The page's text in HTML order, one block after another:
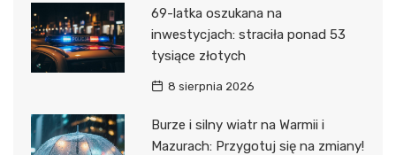
69-latka oszukana na
inwestycjach: straciła ponad 53
tysiące złotych
8 sierpnia 2026
Burze i silny wiatr na Warmii i
Mazurach: Przygotuj się na zmiany!